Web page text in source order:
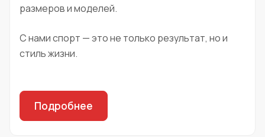
размеров и моделей.
С нами спорт — это не только результат, но и
стиль жизни.
Подробнее